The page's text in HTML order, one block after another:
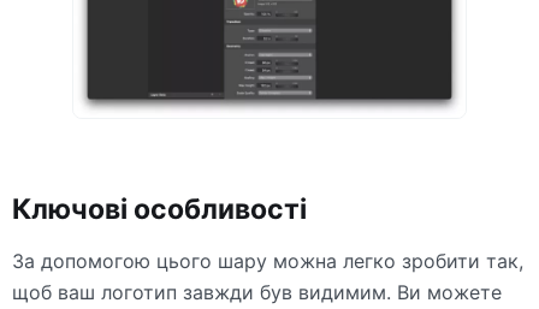
Ключові особливості
За допомогою цього шару можна легко зробити так,
щоб ваш логотип завжди був видимим. Ви можете